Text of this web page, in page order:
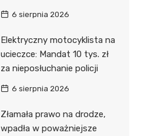
6 sierpnia 2026
Elektryczny motocyklista na
ucieczce: Mandat 10 tys. zł
za nieposłuchanie policji
6 sierpnia 2026
Złamała prawo na drodze,
wpadła w poważniejsze